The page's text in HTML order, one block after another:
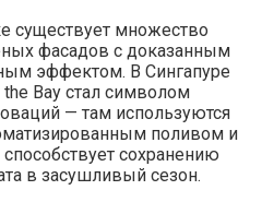
существует множество
фасадов с доказанным
эффектом. В Сингапуре
the Bay стал символом
— там используются
поливом и
сохранению
в засушливый сезон.